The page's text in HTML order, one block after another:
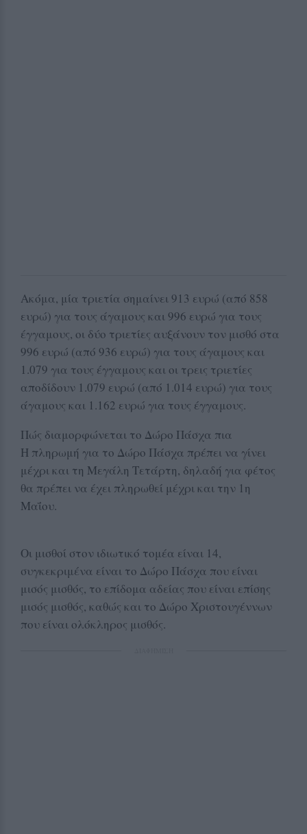
Ακόμα, μία τριετία σημαίνει 913 ευρώ (από 858
ευρώ) για τους άγαμους και 996 ευρώ για τους
έγγαμους, οι δύο τριετίες αυξάνουν τον μισθό στα
996 ευρώ (από 936 ευρώ) για τους άγαμους και
1.079 για τους έγγαμους και οι τρεις τριετίες
αποδίδουν 1.079 ευρώ (από 1.014 ευρώ) για τους
άγαμους και 1.162 ευρώ για τους έγγαμους.
Πώς διαμορφώνεται το Δώρο Πάσχα πια
Η πληρωμή για το Δώρο Πάσχα πρέπει να γίνει
μέχρι και τη Μεγάλη Τετάρτη, δηλαδή για φέτος
θα πρέπει να έχει πληρωθεί μέχρι και την 1η
Μαΐου.
Οι μισθοί στον ιδιωτικό τομέα είναι 14,
συγκεκριμένα είναι το Δώρο Πάσχα που είναι
μισός μισθός, το επίδομα αδείας που είναι επίσης
μισός μισθός, καθώς και το Δώρο Χριστουγέννων
που είναι ολόκληρος μισθός.